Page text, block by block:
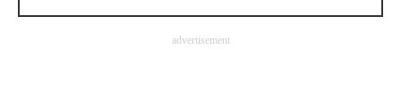
advertisement